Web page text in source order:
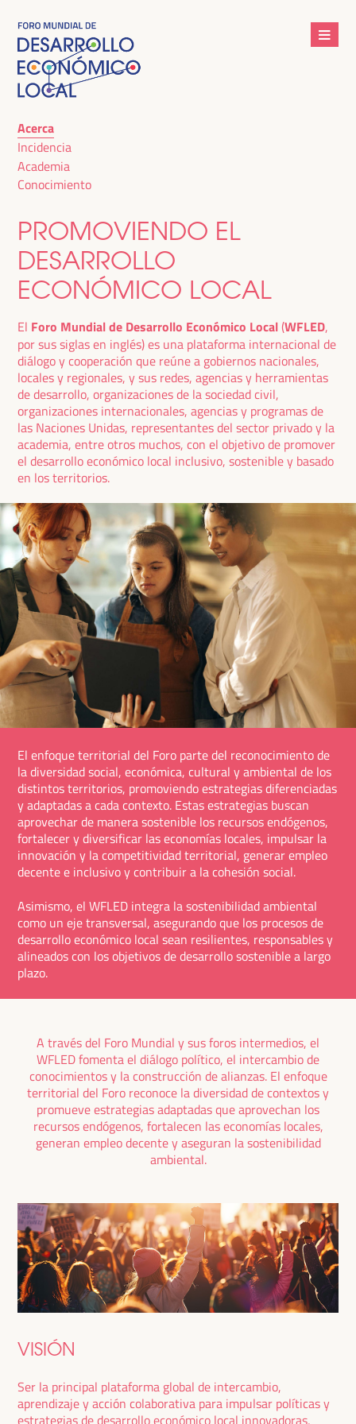
Acerca
Incidencia
Academia
Conocimiento
PROMOVIENDO EL
DESARROLLO
ECONÓMICO LOCAL
El Foro Mundial de Desarrollo Económico Local(WFLED,
por sus siglas en inglés) es una plataforma internacional de
diálogo y cooperación que reúne a gobiernos nacionales,
locales y regionales, y sus redes, agencias y herramientas
de desarrollo, organizaciones de la sociedad civil,
organizaciones internacionales, agencias y programas de
las Naciones Unidas, representantes del sector privado y la
academia, entre otros muchos, con el objetivo de promover
el desarrollo económico local inclusivo, sostenible y basado
en los territorios.
El enfoque territorial del Foro parte del reconocimiento de
la diversidad social, económica, cultural y ambiental de los
distintos territorios, promoviendo estrategias diferenciadas
y adaptadas a cada contexto. Estas estrategias buscan
aprovechar de manera sostenible los recursos endógenos,
fortalecer y diversificar las economías locales, impulsar la
innovación y la competitividad territorial, generar empleo
decente e inclusivo y contribuir a la cohesión social.
Asimismo, el WFLED integra la sostenibilidad ambiental
como un eje transversal, asegurando que los procesos de
desarrollo económico local sean resilientes, responsables y
alineados con los objetivos de desarrollo sostenible a largo
plazo.
A través del Foro Mundial y sus foros intermedios, el
WFLED fomenta el diálogo político, el intercambio de
conocimientos y la construcción de alianzas. El enfoque
territorial del Foro reconoce la diversidad de contextos y
promueve estrategias adaptadas que aprovechan los
recursos endógenos, fortalecen las economías locales,
generan empleo decente y aseguran la sostenibilidad
ambiental.
VISIÓN
Ser la principal plataforma global de intercambio,
aprendizaje y acción colaborativa para impulsar políticas y
estrategias de desarrollo económico local innovadoras,